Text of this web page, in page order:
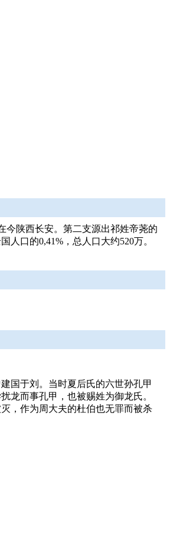
今陕西长安。第二支源出祁姓帝荛的
口的0,41%，总人口大约520万。
国于刘。当时夏后氏的六世孙孔甲
龙而事孔甲，也被赐姓为御龙氏。
，作为周大夫的杜伯也无罪而被杀